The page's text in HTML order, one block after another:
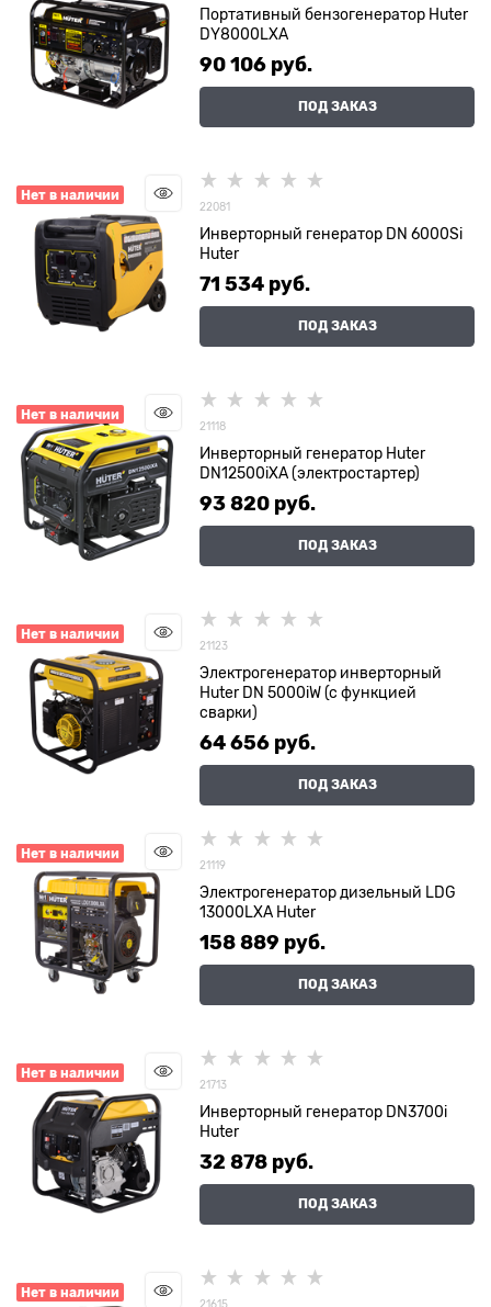
Портативный бензогенератор Huter
DY8000LXA
90 106 руб.
ПОД ЗАКАЗ
Нет в наличии
22081
Инверторный генератор DN 6000Si
Huter
71 534 руб.
ПОД ЗАКАЗ
Нет в наличии
21118
Инверторный генератор Huter
DN12500iXA (электростартер)
93 820 руб.
ПОД ЗАКАЗ
Нет в наличии
21123
Электрогенератор инверторный
Huter DN 5000iW (с функцией
сварки)
64 656 руб.
ПОД ЗАКАЗ
Нет в наличии
21119
Электрогенератор дизельный LDG
13000LXА Huter
158 889 руб.
ПОД ЗАКАЗ
Нет в наличии
21713
Инверторный генератор DN3700i
Huter
32 878 руб.
ПОД ЗАКАЗ
Нет в наличии
21615